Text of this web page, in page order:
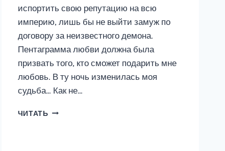
испортить свою репутацию на всю
империю, лишь бы не выйти замуж по
договору за неизвестного демона.
Пентаграмма любви должна была
призвать того, кто сможет подарить мне
любовь. В ту ночь изменилась моя
судьба… Как не…
ЧИТАТЬ ПЕНТАГРАММА